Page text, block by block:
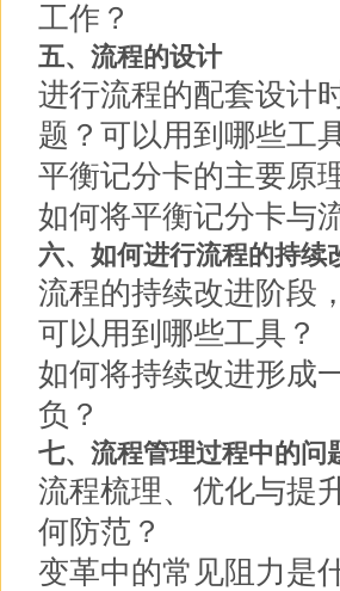
工作？
五、流程的设计
进行流程的配套设计
题？可以用到哪些工
平衡记分卡的主要原
如何将平衡记分卡与
六、如何进行流程的持续
流程的持续改进阶段
可以用到哪些工具？
如何将持续改进形成
负？
七、流程管理过程中的问
流程梳理、优化与提
何防范？
变革中的常见阻力是